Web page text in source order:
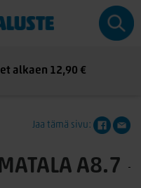
alkaen 12,90 €
Jaa tämä sivu:
A8.7